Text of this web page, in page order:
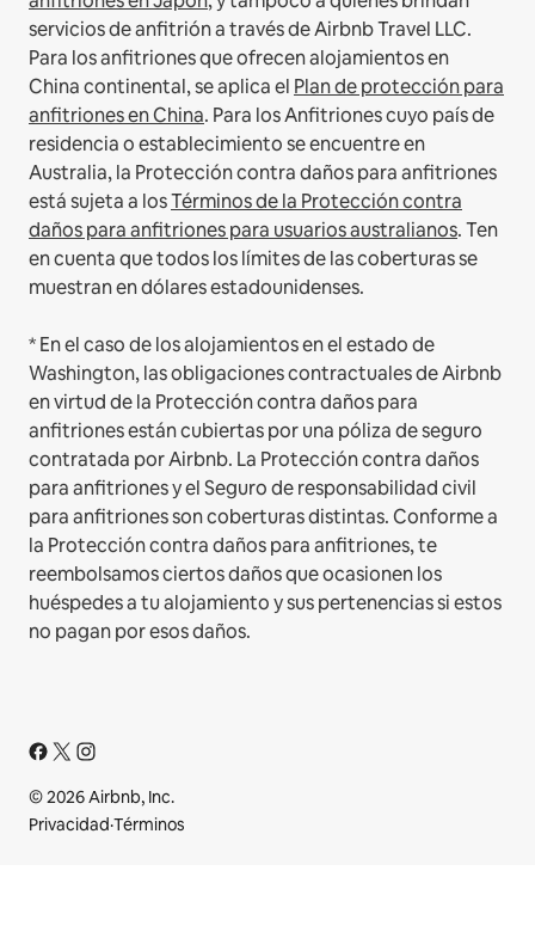
servicios de anfitrión a través de Airbnb Travel LLC.
Para los anfitriones que ofrecen alojamientos en
China continental, se aplica el Plan de protección para
anfitriones en China. Para los Anfitriones cuyo país de
residencia o establecimiento se encuentre en
Australia, la Protección contra daños para anfitriones
está sujeta a losTérminos de la Protección contra
daños para anfitriones para usuarios australianos. Ten
en cuenta que todos los límites de las coberturas se
muestran en dólares estadounidenses.
* En el caso de los alojamientos en el estado de
Washington, las obligaciones contractuales de Airbnb
en virtud de la Protección contra daños para
anfitriones están cubiertas por una póliza de seguro
contratada por Airbnb. La Protección contra daños
para anfitriones y el Seguro de responsabilidad civil
para anfitriones son coberturas distintas. Conforme a
la Protección contra daños para anfitriones, te
reembolsamos ciertos daños que ocasionen los
huéspedes a tu alojamiento y sus pertenencias si estos
no pagan por esos daños.
© 2026 Airbnb, Inc.
Privacidad·Términos